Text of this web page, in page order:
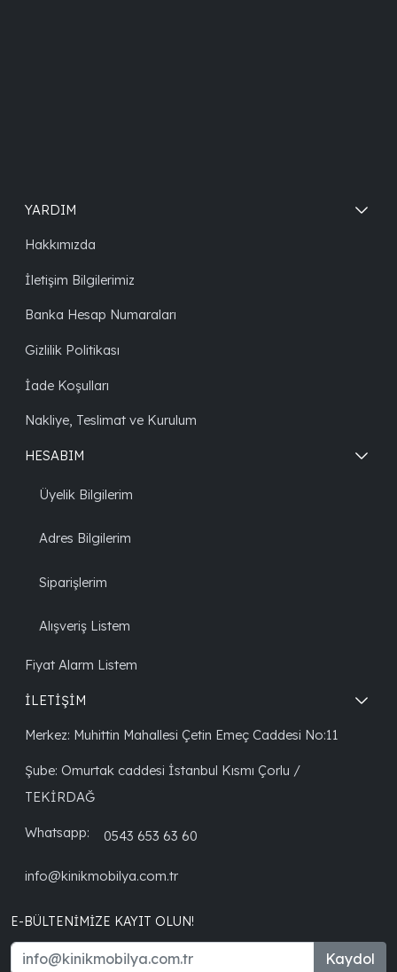
YARDIM
Hakkımızda
İletişim Bilgilerimiz
Banka Hesap Numaraları
Gizlilik Politikası
İade Koşulları
Nakliye, Teslimat ve Kurulum
HESABIM
Üyelik Bilgilerim
Adres Bilgilerim
Siparişlerim
Alışveriş Listem
Fiyat Alarm Listem
İLETİŞİM
Merkez: Muhittin Mahallesi Çetin Emeç Caddesi No:11
Şube: Omurtak caddesi İstanbul Kısmı Çorlu /
TEKİRDAĞ
Whatsapp: 0543 653 63 60
info@kinikmobilya.com.tr
E-BÜLTENIMIZE KAYIT OLUN!
Kaydol